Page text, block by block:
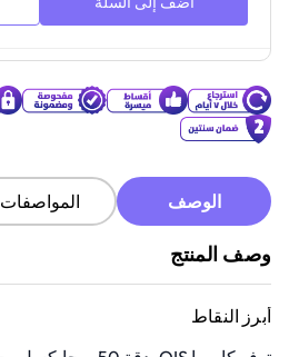
الوصف المواصفات
وصف المنتج
أبرز النقاط